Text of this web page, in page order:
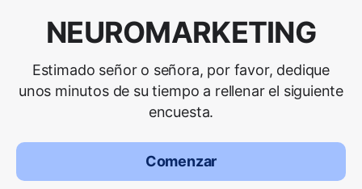
NEUROMARKETING
Estimado señor o señora, por favor, dedique
unos minutos de su tiempo a rellenar el siguiente
encuesta.
Comenzar